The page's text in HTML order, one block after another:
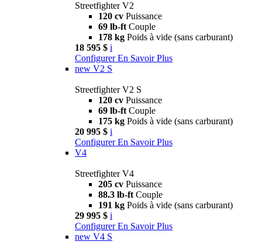
Streetfighter V2
120 cv Puissance
69 lb-ft Couple
178 kg Poids à vide (sans carburant)
18 595 $ i
Configurer En Savoir Plus
new V2 S
Streetfighter V2 S
120 cv Puissance
69 lb-ft Couple
175 kg Poids à vide (sans carburant)
20 995 $ i
Configurer En Savoir Plus
V4
Streetfighter V4
205 cv Puissance
88.3 lb-ft Couple
191 kg Poids à vide (sans carburant)
29 995 $ i
Configurer En Savoir Plus
new V4 S